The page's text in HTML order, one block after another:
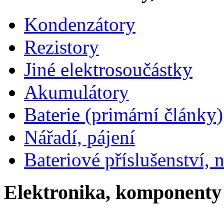
Kondenzátory
Rezistory
Jiné elektrosoučástky
Akumulátory
Baterie (primární články)
Nářadí, pájení
Bateriové příslušenství,
Elektronika, komponenty